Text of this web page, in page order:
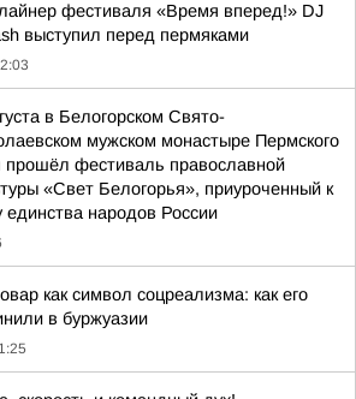
фестиваля «Время вперед!» DJ
выступил перед пермяками
в Белогорском Свято-
мужском монастыре Пермского
прошёл фестиваль православной
«Свет Белогорья», приуроченный к
единства народов России
как символ соцреализма: как его
в буржуазии